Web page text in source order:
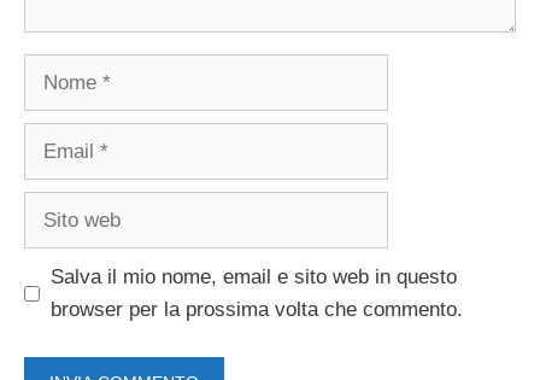
Nome
Email
Sito
Salva il mio nome, email e sito web in questo
browser per la prossima volta che commento.